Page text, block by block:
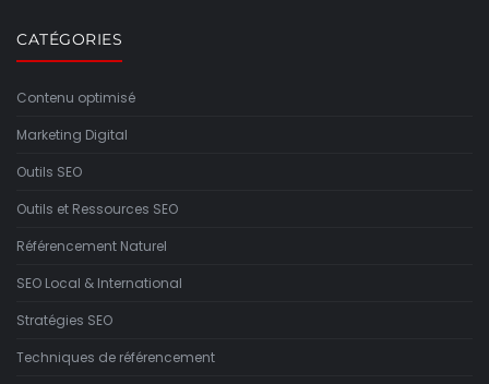
CATÉGORIES
Contenu optimisé
Marketing Digital
Outils SEO
Outils et Ressources SEO
Référencement Naturel
SEO Local & International
Stratégies SEO
Techniques de référencement